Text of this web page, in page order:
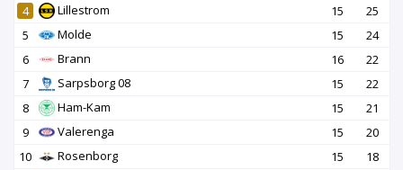
4
Lillestrom 15
25
5
Molde 15
24
6
Brann 16
22
7
Sarpsborg 08 15
22
8
Ham-Kam 15
21
9
Valerenga 15
20
10
Rosenborg 15
18